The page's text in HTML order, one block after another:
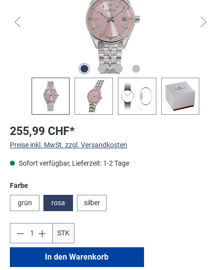
255,99 CHF*
Preise inkl. MwSt. zzgl. Versandkosten
Sofort verfügbar, Lieferzeit: 1-2 Tage
Farbeauswählen
grün rosa silber
STK
In den Warenkorb